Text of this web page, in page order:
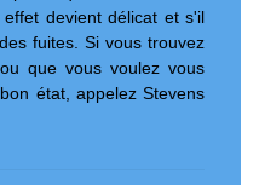
devient délicat et s'il
fuites. Si vous trouvez
que vous voulez vous
état, appelez Stevens